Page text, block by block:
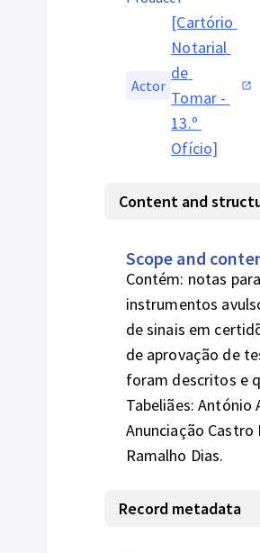
Actor
[Cartório
Notarial
de
Tomar -
13.º
Ofício]
Content and
Scope and
Contém: notas
instrumentos
de sinais em
de aprovação de
foram descritos e
Tabeliães: António
Anunciação
Ramalho Dias.
Record metadata